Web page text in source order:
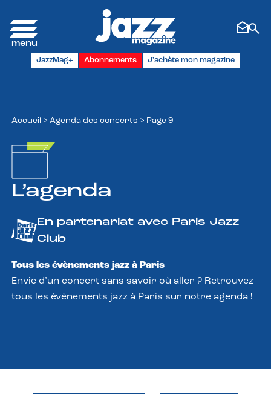
JazzMag+ Abonnements J'achète mon magazine
Accueil > Agenda des concerts > Page 9
L’agenda
En partenariat avec Paris Jazz
Club
Tous les évènements jazz à Paris
Envie d’un concert sans savoir où aller ? Retrouvez
tous les évènements jazz à Paris sur notre agenda !